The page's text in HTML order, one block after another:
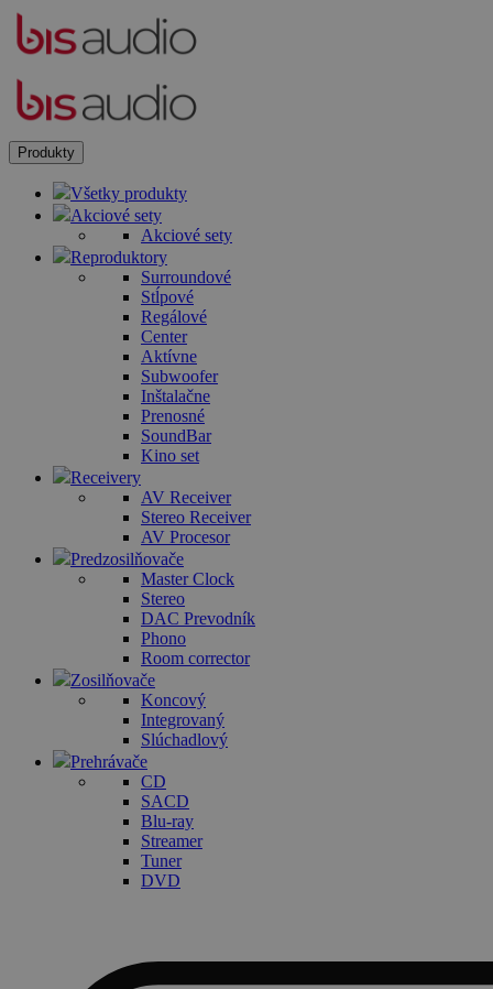
Produkty
Všetky produkty
Akciové sety
Akciové sety
Reproduktory
Surroundové
Stĺpové
Regálové
Center
Aktívne
Subwoofer
Inštalačne
Prenosné
SoundBar
Kino set
Receivery
AV Receiver
Stereo Receiver
AV Procesor
Predzosilňovače
Master Clock
Stereo
DAC Prevodník
Phono
Room corrector
Zosilňovače
Koncový
Integrovaný
Slúchadlový
Prehrávače
CD
SACD
Blu-ray
Streamer
Tuner
DVD